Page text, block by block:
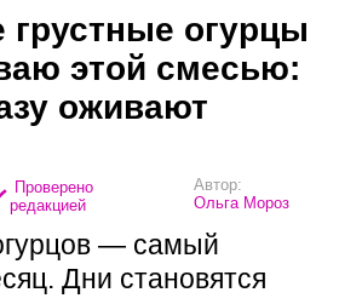
грустные огурцы
этой смесью:
оживают
Проверено
редакцией
Автор:
Ольга Мороз
— самый
Дни становятся